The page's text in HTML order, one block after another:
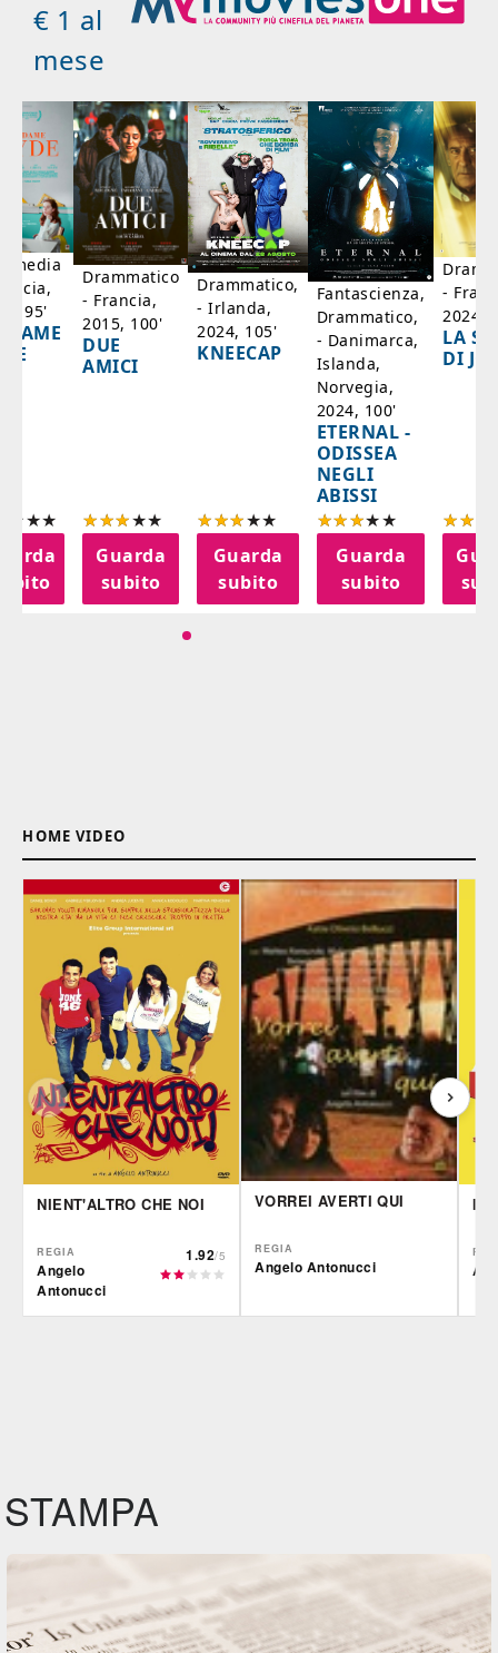
€ 1 al
mese
95'
Drammatico
- Francia,
2015, 100'
DUE
AMICI
Guarda
subito
Drammatico,
- Irlanda,
2024, 105'
KNEECAP
Guarda
subito
Fantascienza,
Drammatico,
- Danimarca,
Islanda,
Norvegia,
2024, 100'
ETERNAL -
ODISSEA
NEGLI
ABISSI
Guarda
subito
-
2024,
LA
DI
HOME VIDEO
NIENT'ALTRO CHE NOI
REGIA
Angelo
Antonucci
1.92/5
VORREI AVERTI QUI
REGIA
Angelo Antonucci
STAMPA